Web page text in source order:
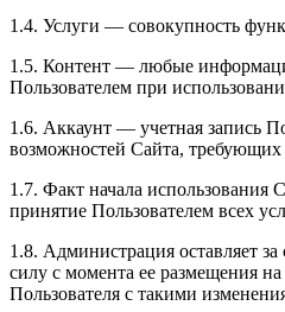
1.4. Услуги — совокупность
1.5. Контент — любые
Пользователем при
1.6. Аккаунт — учетная запись
возможностей Сайта, требующих
1.7. Факт начала
принятие Пользователем всех
1.8. Администрация оставляет
силу с момента ее размещения
Пользователя с такими